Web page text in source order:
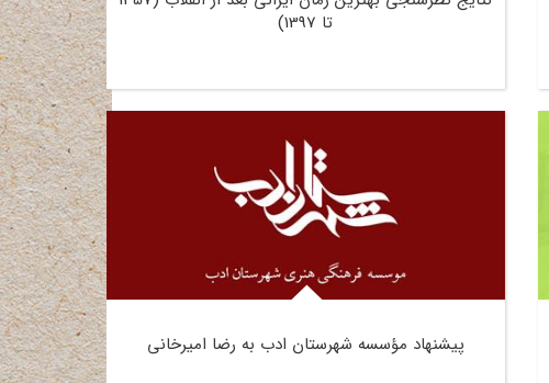
تا 1397)
پیشنهاد مؤسسه شهرستان ادب به رضا امیرخانی